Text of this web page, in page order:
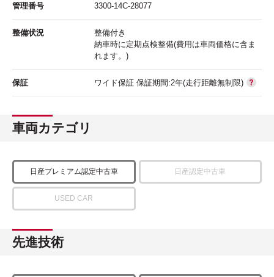
管理番号 3300-14C-28077
整備状況
整備付き
納車時に定期点検整備(費用は車両価格に含ま
れます。)
保証 ワイド保証 保証期間:2年(走行距離無制限)
車両カテゴリ
日産プレミアム認定中古車 日産認定中古車
USED CAR
先進技術